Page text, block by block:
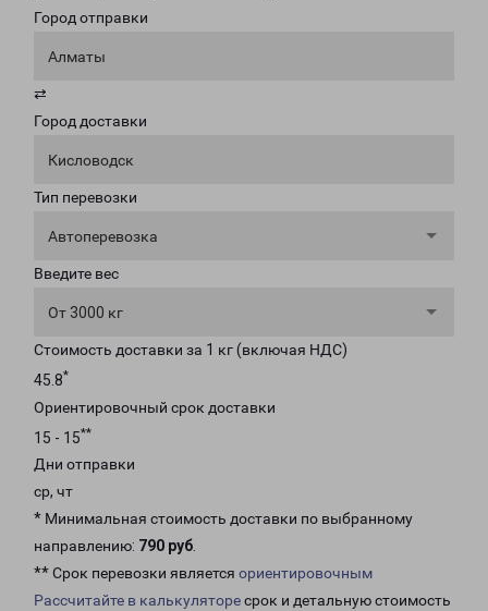
Город отправки
Алматы
⇄
Город доставки
Кисловодск
Тип перевозки
Автоперевозка
Введите вес
От 3000 кг
Стоимость доставки за 1 кг (включая НДС)
45.8*
Ориентировочный срок доставки
15 - 15**
Дни отправки
ср, чт
* Минимальная стоимость доставки по выбранному
направлению: 790 руб.
** Срок перевозки является ориентировочным
Рассчитайте в калькуляторесрок и детальную стоимость